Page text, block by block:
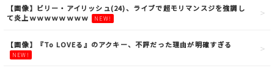
【画像】ビリー・アイリッシュ(24)、ライブで超モリマンスジを強調し
て炎上ｗｗｗｗｗｗｗｗ
NEW!
【画像】『To LOVEる』のアクキー、不評だった理由が明確すぎる
NEW!